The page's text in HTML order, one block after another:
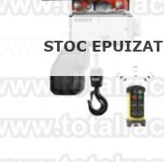
STOC EPUIZAT